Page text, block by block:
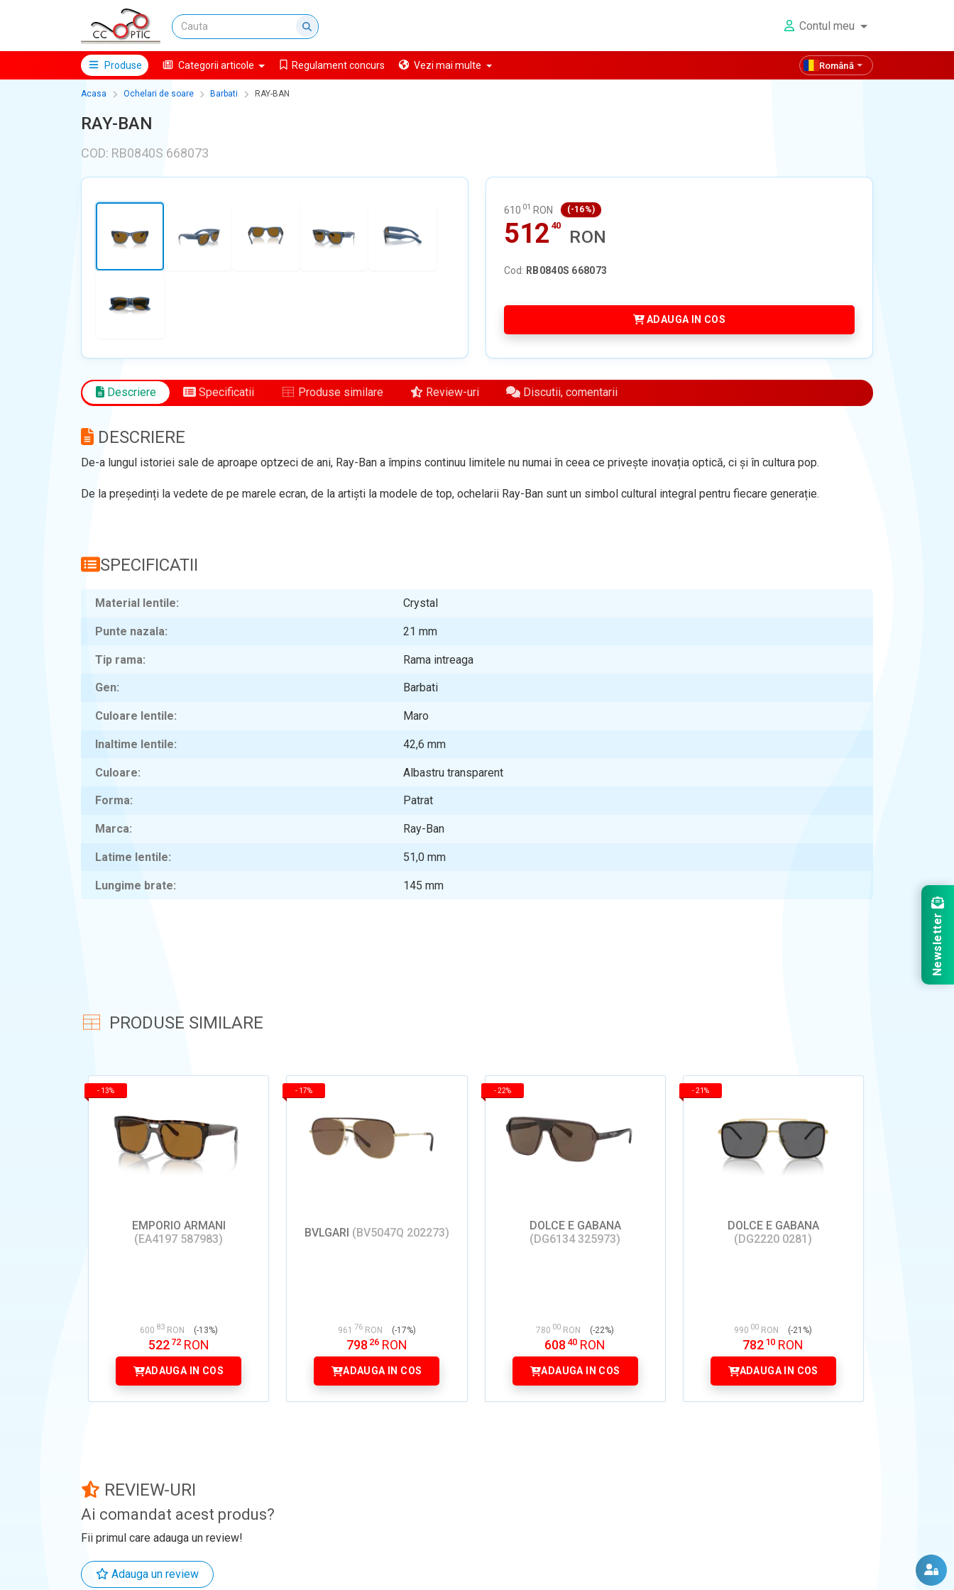
Contul meu
Produse Categorii articole Regulament concurs Vezi mai multe Română
Acasa Ochelari de soare Barbati RAY-BAN
RAY-BAN
COD: RB0840S 668073
610 01 RON (-16%)
512 40
RON
Cod: RB0840S 668073
ADAUGA IN COS
Descriere Specificatii Produse similare Review-uri Discutii, comentarii
DESCRIERE
De-a lungul istoriei sale de aproape optzeci de ani, Ray-Ban a împins continuu limitele nu numai în ceea ce privește inovația optică, ci și în cultura pop.
De la președinți la vedete de pe marele ecran, de la artiști la modele de top, ochelarii Ray-Ban sunt un simbol cultural integral pentru fiecare generație.
SPECIFICATII
Material lentile Crystal
Punte nazala 21mm
Tip rama Rama intreaga
Gen Barbati
Culoare lentile Maro
Inaltime lentile 42,6mm
Culoare Albastru transparent
Forma Patrat
Marca Ray-Ban
Latime lentile 51,0mm
Lungime brate 145mm
PRODUSE SIMILARE
- 13%
EMPORIO ARMANI
(EA4197 587983)
600 83 RON (-13%)
522 72 RON
ADAUGA IN COS
- 17%
BVLGARI (BV5047Q 202273)
961 76 RON (-17%)
798 26 RON
ADAUGA IN COS
- 22%
DOLCE E GABANA
(DG6134 325973)
780 00 RON (-22%)
608 40 RON
ADAUGA IN COS
- 21%
DOLCE E GABANA
(DG2220 0281)
990 00 RON (-21%)
782 10 RON
ADAUGA IN COS
REVIEW-URI
Ai comandat acest produs?
Fii primul care adauga un review!
Adauga un review
Newsletter